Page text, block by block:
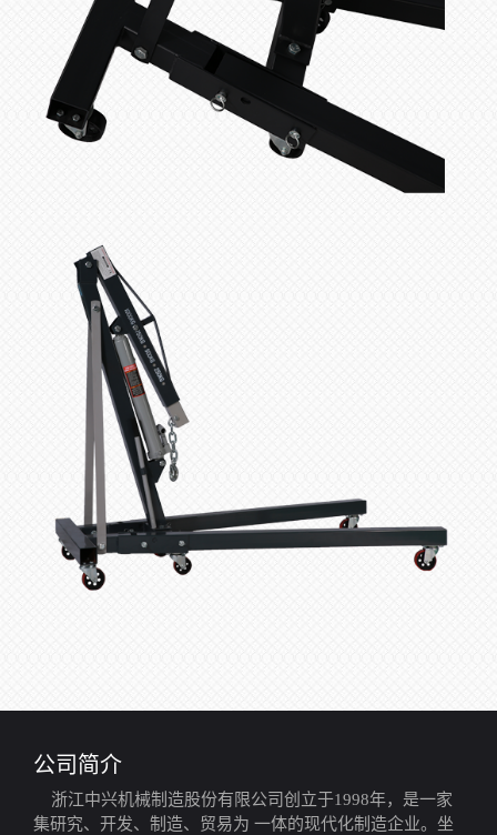
公司简介
浙江中兴机械制造股份有限公司创立于1998年，是一家
集研究、开发、制造、贸易为 一体的现代化制造企业。坐